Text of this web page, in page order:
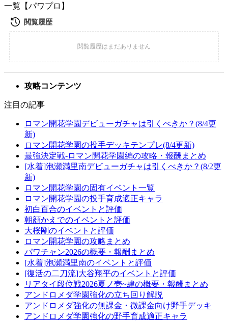
一覧【パワプロ】
攻略コンテンツ
注目の記事
ロマン開花学園デビューガチャは引くべきか？(8/4更
新)
ロマン開花学園の投手デッキテンプレ(8/4更新)
最強決定戦-ロマン開花学園編の攻略・報酬まとめ
[水着]泡瀬満里南デビューガチャは引くべきか？(8/2更
新)
ロマン開花学園の固有イベント一覧
ロマン開花学園の投手育成適正キャラ
初白百合のイベントと評価
朝顔かえでのイベントと評価
大桜剛のイベントと評価
ロマン開花学園の攻略まとめ
パワチャン2026の概要・報酬まとめ
[水着]泡瀬満里南のイベントと評価
[復活の二刀流]大谷翔平のイベントと評価
リアタイ段位戦2026夏ノ壱~肆の概要・報酬まとめ
アンドロメダ学園強化の立ち回り解説
アンドロメダ強化の無課金・微課金向け野手デッキ
アンドロメダ学園強化の野手育成適正キャラ